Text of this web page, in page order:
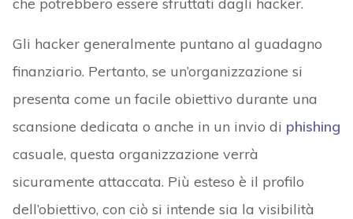
Gli hacker generalmente puntano al guadagno
finanziario. Pertanto, se un’organizzazione si
presenta come un facile obiettivo durante una
scansione dedicata o anche in un invio di phishing
casuale, questa organizzazione verrà
sicuramente attaccata. Più esteso è il profilo
dell’obiettivo, con ciò si intende sia la visibilità